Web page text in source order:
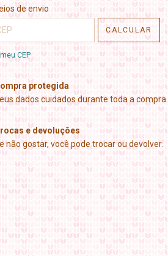
para o CEP:
de envio
CALCULAR
CEP
protegida
dados cuidados durante toda a compra.
e devoluções
não gostar, você pode trocar ou devolver.